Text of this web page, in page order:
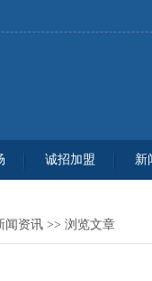
诚招加盟 新
闻资讯 >> 浏览文章